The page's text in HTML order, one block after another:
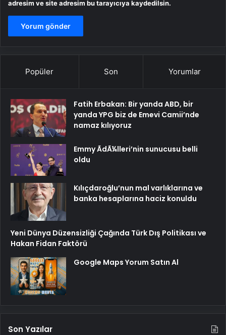
adresim ve site adresim bu tarayıcıya kaydedilsin.
Popüler Son Yorumlar
Fatih Erbakan: Bir yanda ABD, bir
yanda YPG biz de Emevi Camii’nde
namaz kılıyoruz
Emmy ÃdÃ¼lleri’nin sunucusu belli
oldu
Kılıçdaroğlu’nun mal varlıklarına ve
banka hesaplarına haciz konuldu
Yeni Dünya Düzensizliği Çağında Türk Dış Politikası ve
Hakan Fidan Faktörü
Google Maps Yorum Satın Al
Son Yazılar